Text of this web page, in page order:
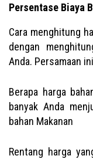
Persentase Biaya
Cara menghitung
dengan
Anda. Persamaan
Berapa harga
banyak Anda
bahan Makanan
Rentang harga